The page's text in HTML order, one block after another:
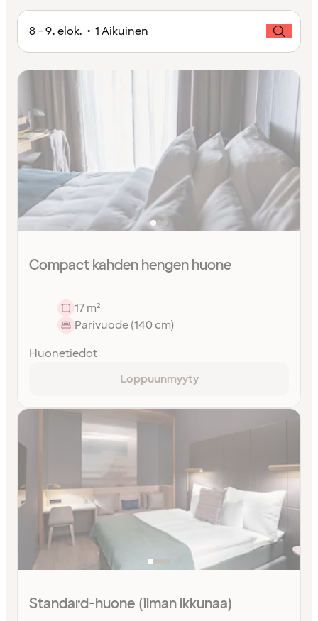
8 - 9. elok. • 1 Aikuinen
Compact kahden hengen huone
17 m²
Parivuode (140 cm)
Huonetiedot
Loppuunmyyty
Standard-huone (ilman ikkunaa)